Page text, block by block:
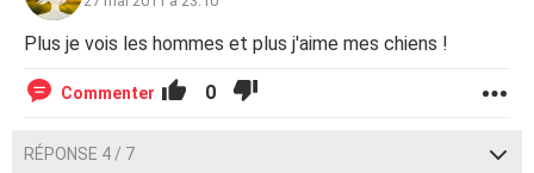
Plus je vois les hommes et plus j'aime mes chiens !
Commenter 0
RÉPONSE 4 / 7